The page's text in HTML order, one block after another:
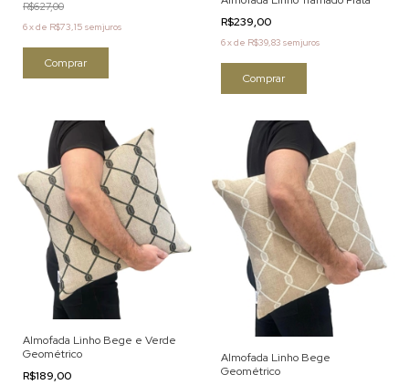
R$627,00
6xde R$73,15 sem juros
R$239,00
6xde R$39,83 sem juros
Almofada Linho Bege e Verde
Geométrico
R$189,00
Almofada Linho Bege
Geométrico